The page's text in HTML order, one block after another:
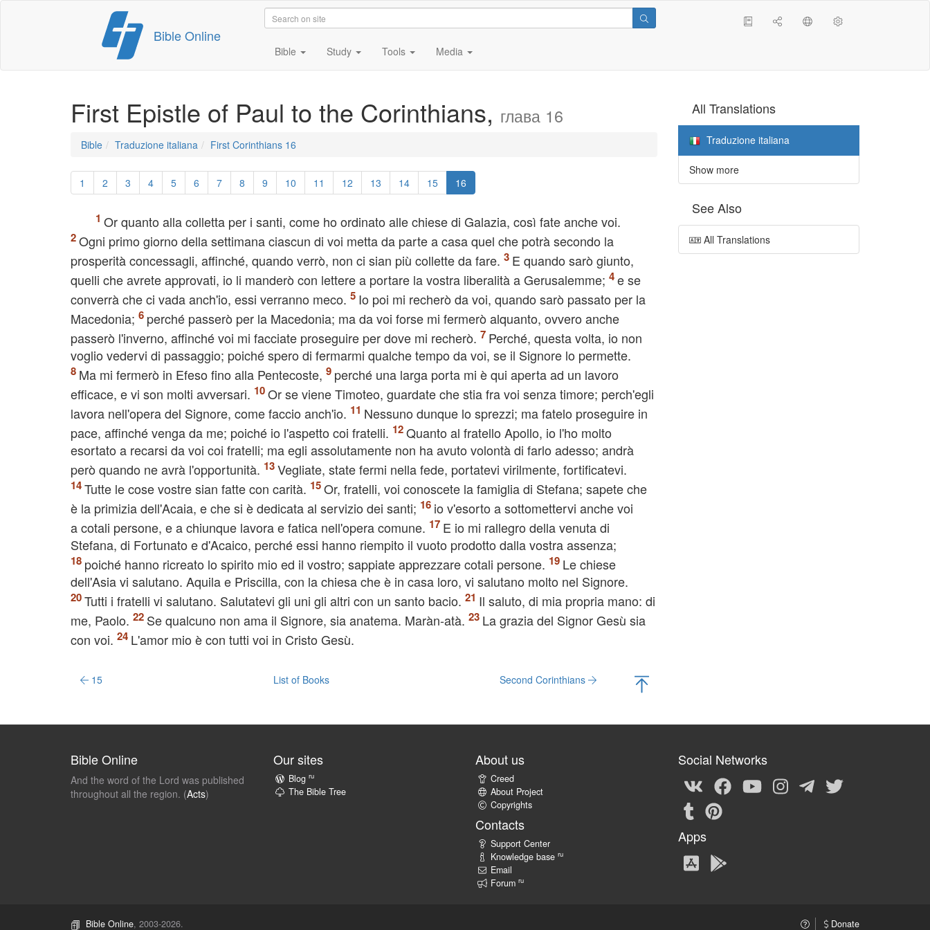
content
Bible Online
Bible Study Tools Media
First Epistle of Paul to the Corinthians, глава 16
Bible Traduzione italiana First Corinthians 16
1 2 3 4 5 6 7 8 9 10 11 12 13 14 15 16
Or quanto alla colletta per i santi, come ho ordinato alle chiese di Galazia, così fate anche voi.
Ogni primo giorno della settimana ciascun di voi metta da parte a casa quel che potrà secondo la
prosperità concessagli, affinché, quando verrò, non ci sian più collette da fare.
E quando sarò giunto,
quelli che avrete approvati, io li manderò con lettere a portare la vostra liberalità a Gerusalemme;
e se
converrà che ci vada anch'io, essi verranno meco.
Io poi mi recherò da voi, quando sarò passato per la
Macedonia;
perché passerò per la Macedonia; ma da voi forse mi fermerò alquanto, ovvero anche
passerò l'inverno, affinché voi mi facciate proseguire per dove mi recherò.
Perché, questa volta, io non
voglio vedervi di passaggio; poiché spero di fermarmi qualche tempo da voi, se il Signore lo permette.
Ma mi fermerò in Efeso fino alla Pentecoste,
perché una larga porta mi è qui aperta ad un lavoro
efficace, e vi son molti avversari.
Or se viene Timoteo, guardate che stia fra voi senza timore; perch'egli
lavora nell'opera del Signore, come faccio anch'io.
Nessuno dunque lo sprezzi; ma fatelo proseguire in
pace, affinché venga da me; poiché io l'aspetto coi fratelli.
Quanto al fratello Apollo, io l'ho molto
esortato a recarsi da voi coi fratelli; ma egli assolutamente non ha avuto volontà di farlo adesso; andrà
però quando ne avrà l'opportunità.
Vegliate, state fermi nella fede, portatevi virilmente, fortificatevi.
Tutte le cose vostre sian fatte con carità.
Or, fratelli, voi conoscete la famiglia di Stefana; sapete che
è la primizia dell'Acaia, e che si è dedicata al servizio dei santi;
io v'esorto a sottomettervi anche voi
a cotali persone, e a chiunque lavora e fatica nell'opera comune.
E io mi rallegro della venuta di
Stefana, di Fortunato e d'Acaico, perché essi hanno riempito il vuoto prodotto dalla vostra assenza;
poiché hanno ricreato lo spirito mio ed il vostro; sappiate apprezzare cotali persone.
Le chiese
dell'Asia vi salutano. Aquila e Priscilla, con la chiesa che è in casa loro, vi salutano molto nel Signore.
Tutti i fratelli vi salutano. Salutatevi gli uni gli altri con un santo bacio.
Il saluto, di mia propria mano: di
me, Paolo.
Se qualcuno non ama il Signore, sia anatema. Maràn-atà.
La grazia del Signor Gesù sia
con voi.
L'amor mio è con tutti voi in Cristo Gesù.
15 List of Books Second Corinthians
All Translations
Traduzione italiana
Show more
See Also
All Translations
Bible Online
And the word of the Lord was published
throughout all the region. (Acts)
Our sites
Blog ru
The Bible Tree
About us
Creed
About Project
Copyrights
Contacts
Support Center
Knowledge base ru
Email
Forum ru
Social Networks
Apps
Bible Online, 2003-2026. Donate